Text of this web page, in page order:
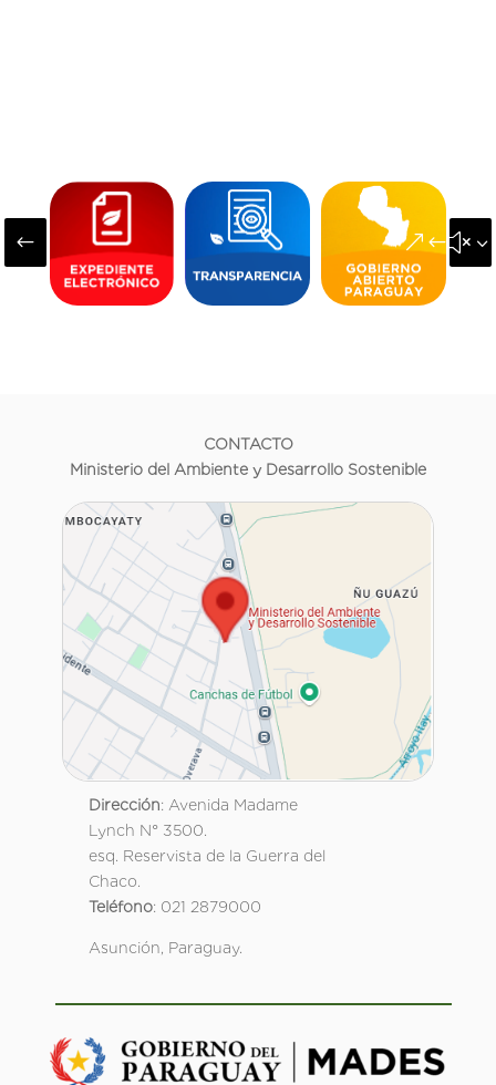
#
CONTACTO
Ministerio del Ambiente y Desarrollo Sostenible
Dirección: Avenida Madame
Lynch N° 3500.
esq. Reservista de la Guerra del
Chaco.
Teléfono: 021 2879000
Asunción, Paraguay.